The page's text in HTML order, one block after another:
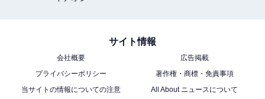
サイト情報
会社概要
広告掲載
プライバシーポリシー
著作権・商標・免責事項
当サイトの情報についての注意
All About ニュースについて